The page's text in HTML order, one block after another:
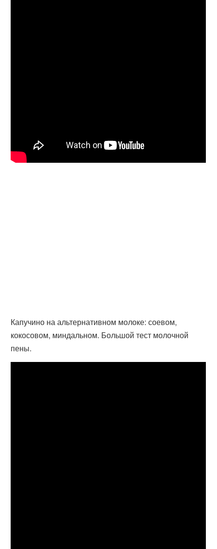
Капучино на альтернативном молоке: соевом,
кокосовом, миндальном. Большой тест молочной
пены.